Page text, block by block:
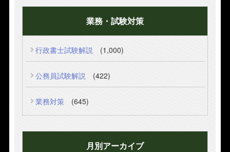
業務・試験対策
行政書士試験解説 (1,000)
公務員試験解説 (422)
業務対策 (645)
月別アーカイブ